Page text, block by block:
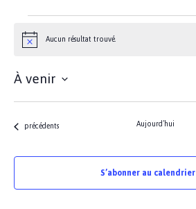
Évènements
Notice Aucun résultat trouvé.
À venir
Sélectionnez
date.Évènements
précédents Aujourd’hui
S’abonner au calendrier